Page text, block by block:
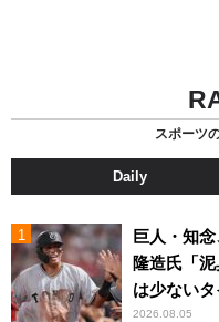
スポーツ
Daily
巨人・知
隆造氏「
は少ないタ
2026.08.05